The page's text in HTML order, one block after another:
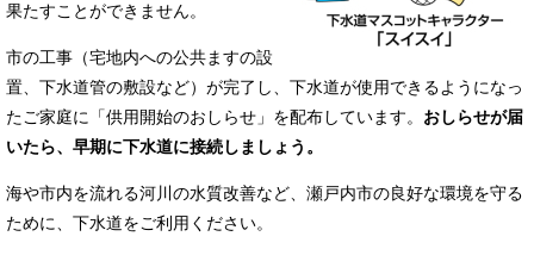
果たすことができません。
市の工事（宅地内への公共ますの設
置、下水道管の敷設など）が完了し、下水道が使用できるようになっ
たご家庭に「供用開始のおしらせ」を配布しています。 おしらせが届
いたら、早期に下水道に接続しましょう。
海や市内を流れる河川の水質改善など、瀬戸内市の良好な環境を守る
ために、下水道をご利用ください。